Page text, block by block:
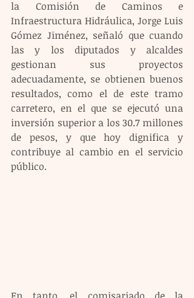
la Comisión de Caminos e
Infraestructura Hidráulica, Jorge Luis
Gómez Jiménez, señaló que cuando
las y los diputados y alcaldes
gestionan sus proyectos
adecuadamente, se obtienen buenos
resultados, como el de este tramo
carretero, en el que se ejecutó una
inversión superior a los 30.7 millones
de pesos, y que hoy dignifica y
contribuye al cambio en el servicio
público.